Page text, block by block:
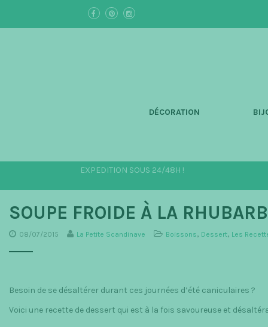
i
e
DÉCORATION
EXPEDITION SOUS 24/48H !
SOUPE FROIDE À LA
08/07/2015 La Petite Scandinave Boissons, Dessert, Les
Besoin de se désaltérer durant ces journées d’été caniculaires ?
Voici une recette de dessert qui est à la fois savoureuse et